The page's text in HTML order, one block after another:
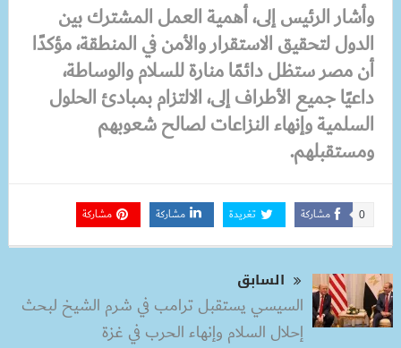
وأشار الرئيس إلى، أهمية العمل المشترك بين
الدول لتحقيق الاستقرار والأمن في المنطقة، مؤكدًا
أن مصر ستظل دائمًا منارة للسلام والوساطة،
داعيًا جميع الأطراف إلى، الالتزام بمبادئ الحلول
السلمية وإنهاء النزاعات لصالح شعوبهم
ومستقبلهم.
مشاركة 0 تغريدة مشاركة مشاركة
السابق
السيسي يستقبل ترامب في شرم الشيخ لبحث
إحلال السلام وإنهاء الحرب في غزة